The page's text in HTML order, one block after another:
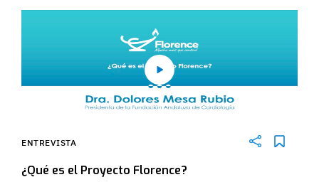
ENTREVISTA
¿Qué es el Proyecto Florence?